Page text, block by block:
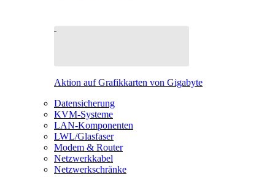
Aktion auf Grafikkarten von Gigabyte
Datensicherung
KVM-Systeme
LAN-Komponenten
LWL/Glasfaser
Modem & Router
Netzwerkkabel
Netzwerkschränke